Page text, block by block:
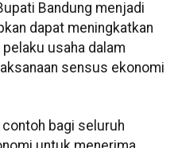
Bandung menjadi
dapat meningkatkan
usaha dalam
sensus ekonomi
bagi seluruh